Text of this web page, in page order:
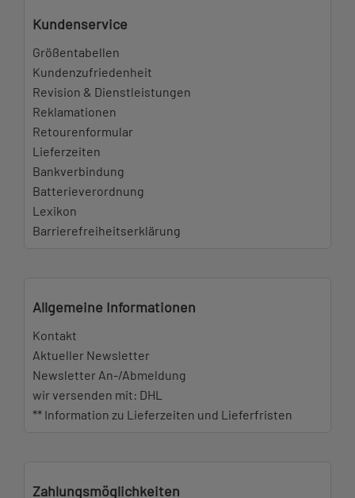
Kundenservice
Größentabellen
Kundenzufriedenheit
Revision & Dienstleistungen
Reklamationen
Retourenformular
Lieferzeiten
Bankverbindung
Batterieverordnung
Lexikon
Barrierefreiheitserklärung
Allgemeine Informationen
Kontakt
Aktueller Newsletter
Newsletter An-/Abmeldung
wir versenden mit: DHL
** Information zu Lieferzeiten und Lieferfristen
Zahlungsmöglichkeiten